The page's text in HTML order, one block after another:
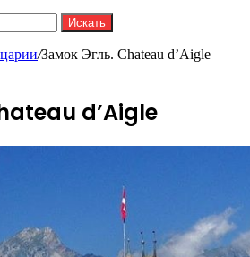
Искать
/Замок Эгль. Chateau d’Aigle
d’Aigle